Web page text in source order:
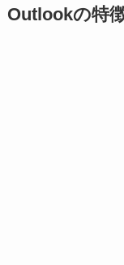
Outlookの特